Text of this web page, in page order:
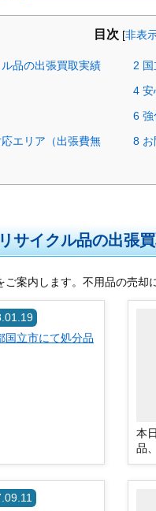
目次 [非表
品の出張買取実績 2
4 安
6 強
エリア（出張費無
8 お
サイクル品の出張
案内します。不用品の売却
国立市にて処分品
本
品